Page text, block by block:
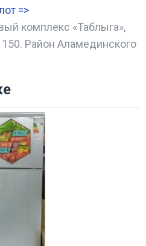
=>
комплекс «Таблыга»,
Район Аламединского